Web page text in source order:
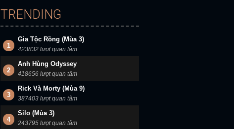
TRENDING
1
Gia Tộc Rồng (Mùa 3)
423832 lượt quan tâm
2
Anh Hùng Odyssey
418656 lượt quan tâm
3
Rick Và Morty (Mùa 9)
387403 lượt quan tâm
4
Silo (Mùa 3)
243795 lượt quan tâm